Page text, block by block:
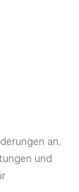
an.
und